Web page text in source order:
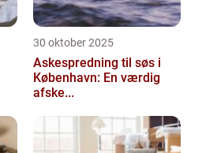
30 oktober 2025
Askespredning til søs i
København: En værdig
afske...